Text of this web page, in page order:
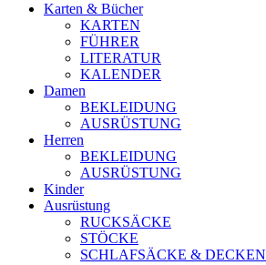
Karten & Bücher
KARTEN
FÜHRER
LITERATUR
KALENDER
Damen
BEKLEIDUNG
AUSRÜSTUNG
Herren
BEKLEIDUNG
AUSRÜSTUNG
Kinder
Ausrüstung
RUCKSÄCKE
STÖCKE
SCHLAFSÄCKE & DECKEN